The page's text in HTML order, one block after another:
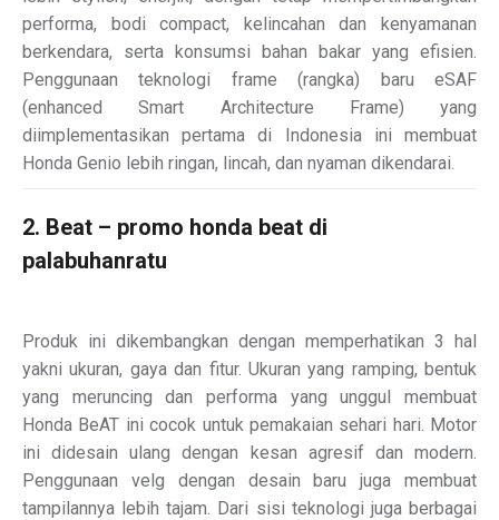
performa, bodi compact, kelincahan dan kenyamanan
berkendara, serta konsumsi bahan bakar yang efisien.
Penggunaan teknologi frame (rangka) baru eSAF
(enhanced Smart Architecture Frame) yang
diimplementasikan pertama di Indonesia ini membuat
Honda Genio lebih ringan, lincah, dan nyaman dikendarai.
2. Beat – promo honda beat di
palabuhanratu
Produk ini dikembangkan dengan memperhatikan 3 hal
yakni ukuran, gaya dan fitur. Ukuran yang ramping, bentuk
yang meruncing dan performa yang unggul membuat
Honda BeAT ini cocok untuk pemakaian sehari hari. Motor
ini didesain ulang dengan kesan agresif dan modern.
Penggunaan velg dengan desain baru juga membuat
tampilannya lebih tajam. Dari sisi teknologi juga berbagai